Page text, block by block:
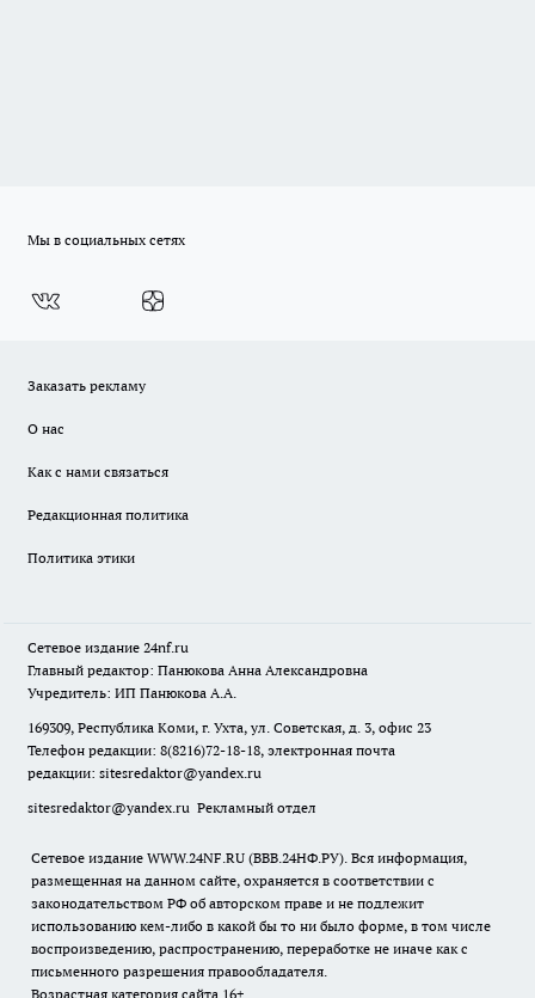
Мы в социальных сетях
Заказать рекламу
О нас
Как с нами связаться
Редакционная политика
Политика этики
Сетевое издание 24nf.ru
Главный редактор: Панюкова Анна Александровна
Учредитель: ИП Панюкова А.А.
169309, Республика Коми, г. Ухта, ул. Советская, д. 3, офис 23
Телефон редакции: 8(8216)72-18-18, электронная почта
редакции: sitesredaktor@yandex.ru
sitesredaktor@yandex.ru Рекламный отдел
Сетевое издание WWW.24NF.RU (ВВВ.24НФ.РУ). Вся информация,
размещенная на данном сайте, охраняется в соответствии с
законодательством РФ об авторском праве и не подлежит
использованию кем-либо в какой бы то ни было форме, в том числе
воспроизведению, распространению, переработке не иначе как с
письменного разрешения правообладателя.
Возрастная категория сайта 16+.